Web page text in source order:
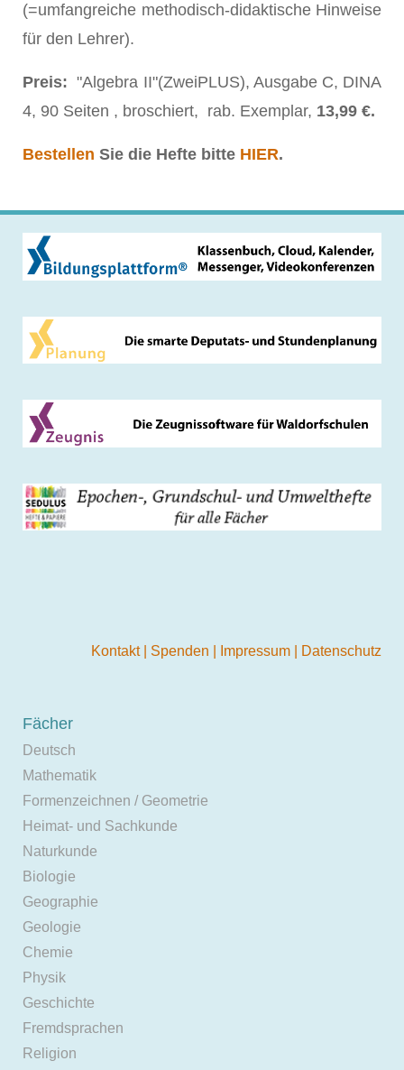
(=umfangreiche methodisch-didaktische Hinweise
für den Lehrer).
Preis: "Algebra II"(ZweiPLUS), Ausgabe C, DINA
4, 90 Seiten , broschiert, rab. Exemplar, 13,99 €.
Bestellen Sie die Hefte bitte HIER.
Kontakt Spenden Impressum Datenschutz
Fächer
Deutsch
Mathematik
Formenzeichnen / Geometrie
Heimat- und Sachkunde
Naturkunde
Biologie
Geographie
Geologie
Chemie
Physik
Geschichte
Fremdsprachen
Religion